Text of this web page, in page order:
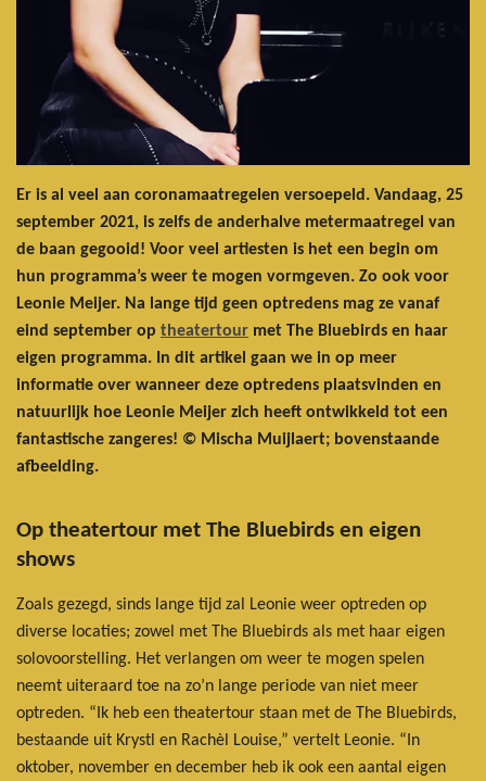
Er is al veel aan coronamaatregelen versoepeld. Vandaag, 25
september 2021, is zelfs de anderhalve metermaatregel van
de baan gegooid! Voor veel artiesten is het een begin om
hun programma’s weer te mogen vormgeven. Zo ook voor
Leonie Meijer. Na lange tijd geen optredens mag ze vanaf
eind september op theatertour met The Bluebirds en haar
eigen programma. In dit artikel gaan we in op meer
informatie over wanneer deze optredens plaatsvinden en
natuurlijk hoe Leonie Meijer zich heeft ontwikkeld tot een
fantastische zangeres! © Mischa Muijlaert; bovenstaande
afbeelding.
Op theatertour met The Bluebirds en eigen
shows
Zoals gezegd, sinds lange tijd zal Leonie weer optreden op
diverse locaties; zowel met The Bluebirds als met haar eigen
solovoorstelling. Het verlangen om weer te mogen spelen
neemt uiteraard toe na zo’n lange periode van niet meer
optreden. “Ik heb een theatertour staan met de The Bluebirds,
bestaande uit Krystl en Rachèl Louise,” vertelt Leonie. “In
oktober, november en december heb ik ook een aantal eigen